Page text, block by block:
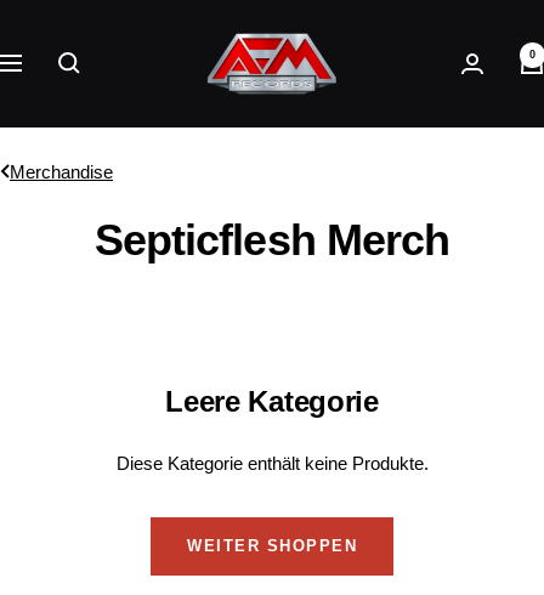
Inhalt
Navigation
AFM
Records
0
Merchandise
Septicflesh Merch
Leere Kategorie
Diese Kategorie enthält keine Produkte.
WEITER SHOPPEN